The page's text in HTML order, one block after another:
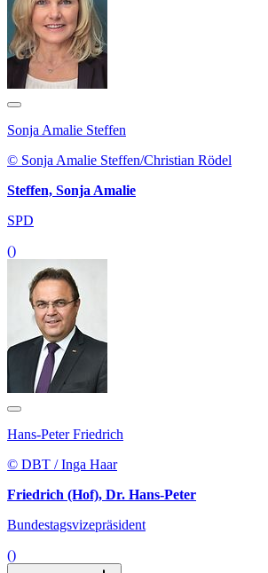
Sonja Amalie Steffen
© Sonja Amalie Steffen/Christian Rödel
Steffen, Sonja Amalie
SPD
()
Hans-Peter Friedrich
© DBT / Inga Haar
Friedrich (Hof), Dr. Hans-Peter
Bundestagsvizepräsident
()